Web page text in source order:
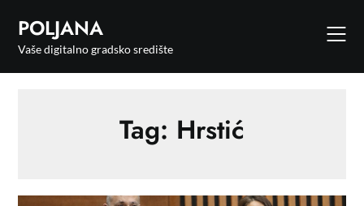
POLJANA
Vaše digitalno gradsko središte
Tag: Hrstić